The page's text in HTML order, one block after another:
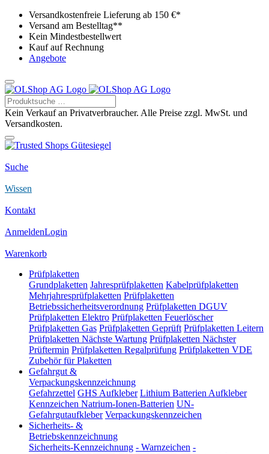
Versandkostenfreie Lieferung ab 150 €*
Versand am Bestelltag**
Kein Mindestbestellwert
Kauf auf Rechnung
Angebote
Kein Verkauf an Privatverbraucher. Alle Preise zzgl. MwSt. und
Versandkosten.
Suche
Wissen
Kontakt
AnmeldenLogin
Warenkorb
Prüfplaketten
Grundplaketten Jahresprüfplaketten Kabelprüfplaketten
Mehrjahresprüfplaketten Prüfplaketten
Betriebssicherheitsverordnung Prüfplaketten DGUV
Prüfplaketten Elektro Prüfplaketten Feuerlöscher
Prüfplaketten Gas Prüfplaketten Geprüft Prüfplaketten Leitern
Prüfplaketten Nächste Wartung Prüfplaketten Nächster
Prüftermin Prüfplaketten Regalprüfung Prüfplaketten VDE
Zubehör für Plaketten
Gefahrgut &
Verpackungskennzeichnung
Gefahrzettel GHS Aufkleber Lithium Batterien Aufkleber
Kennzeichen Natrium-Ionen-Batterien UN-
Gefahrgutaufkleber Verpackungskennzeichen
Sicherheits- &
Betriebskennzeichnung
Sicherheits-Kennzeichnung - Warnzeichen -